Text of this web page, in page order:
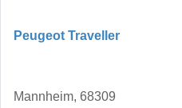
Peugeot Traveller
Mannheim, 68309